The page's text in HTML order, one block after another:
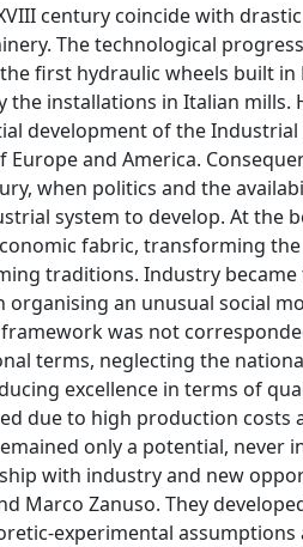
century coincide with
The technological
first hydraulic wheels built in
installations in Italian mills.
development of the Industrial
and America.
when politics and the
system to develop. At the
fabric, transforming
traditions. Industry
an unusual social
was not
terms, neglecting the
excellence in terms of
due to high production costs
only a potential, never
with industry and new
Marco Zanuso. They
experimental assumptions